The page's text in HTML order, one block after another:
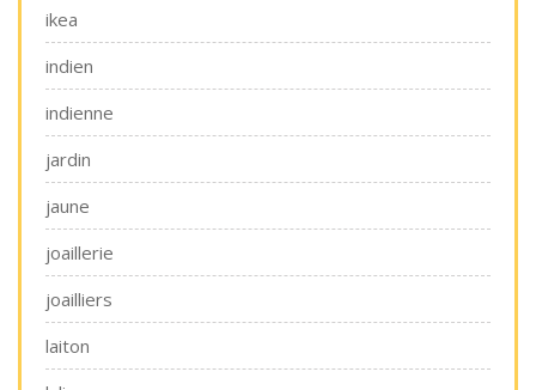
ikea
indien
indienne
jardin
jaune
joaillerie
joailliers
laiton